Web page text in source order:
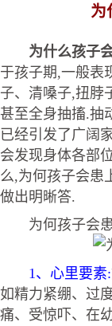
为
为什么孩子
于孩子期,一般表
子、清嗓子,扭脖
甚至全身抽搐.抽
已经引发了广阔
会发现身体各部
么,为何孩子会患
做出明晰答.
为何孩子会患
1、心里要素:
如精力紧绷、过
痛、受惊吓、在